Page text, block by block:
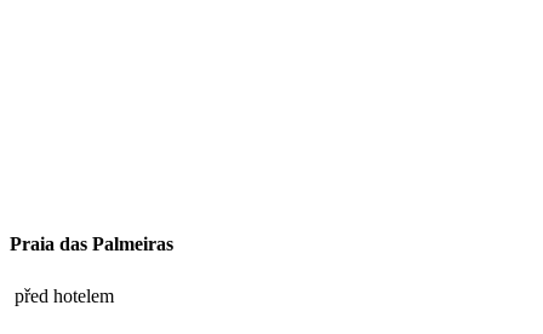
Praia das Palmeiras
před hotelem